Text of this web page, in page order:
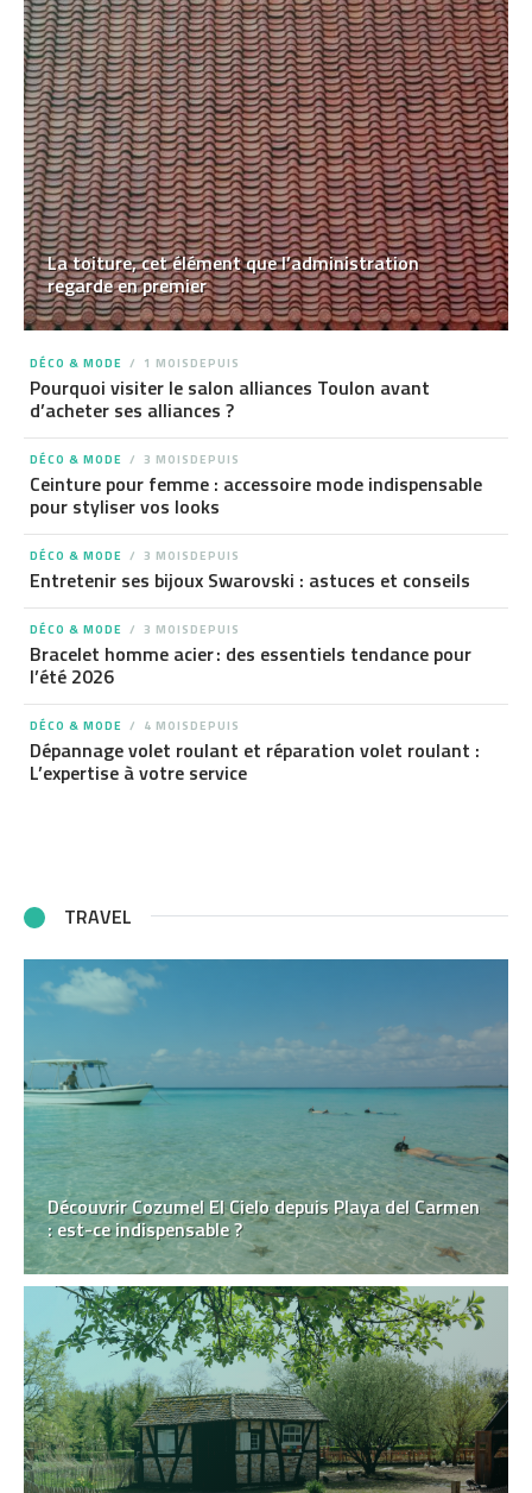
La toiture, cet élément que l’administration
regarde en premier
DÉCO & MODE 1 MOISDEPUIS
Pourquoi visiter le salon alliances Toulon avant
d’acheter ses alliances ?
DÉCO & MODE 3 MOISDEPUIS
Ceinture pour femme : accessoire mode indispensable
pour styliser vos looks
DÉCO & MODE 3 MOISDEPUIS
Entretenir ses bijoux Swarovski : astuces et conseils
DÉCO & MODE 3 MOISDEPUIS
Bracelet homme acier : des essentiels tendance pour
l’été 2026
DÉCO & MODE 4 MOISDEPUIS
Dépannage volet roulant et réparation volet roulant :
L’expertise à votre service
TRAVEL
Découvrir Cozumel El Cielo depuis Playa del Carmen
: est-ce indispensable ?